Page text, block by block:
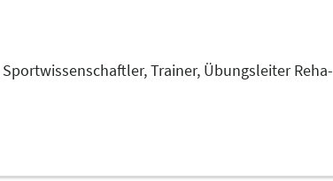
Sportwissenschaftler,Trainer, Übungsleiter Reha-